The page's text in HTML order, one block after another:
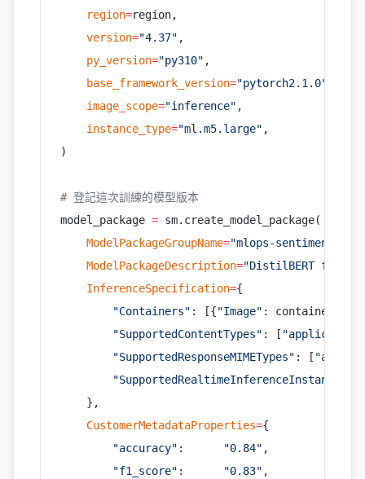
    region
=region,
    version
="4.37" ,
    py_version
="py310" ,
    base_framework_version
="pytorch2.1.0"
    image_scope
="inference" ,
    instance_type
="ml.m5.large" ,
)
# 登記這次訓練的模型版本
model_package = sm.create_model_package(
    ModelPackageGroupName
="mlops-sentiment-
    ModelPackageDescription
="DistilBERT fine-
    InferenceSpecification
={
        "Containers"
: [{"Image" :
        "SupportedContentTypes"
: [
        "SupportedResponseMIMETypes"
: [
    },
    CustomerMetadataProperties
={
        "accuracy"
: "0.84" ,
        "f1_score"
: "0.83" ,